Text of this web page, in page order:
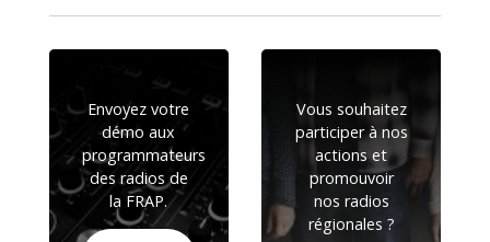
Envoyez votre
démo aux
programmateurs
des radios de
la FRAP.
Vous souhaitez
participer à nos
actions et
promouvoir
nos radios
régionales ?